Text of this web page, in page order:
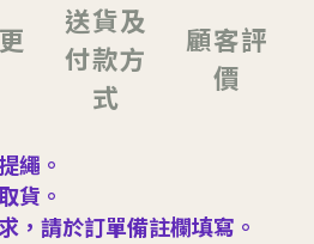
送貨及
付款方
式
顧客評
價
繩 。
貨 。
，請於訂單備註欄填寫。